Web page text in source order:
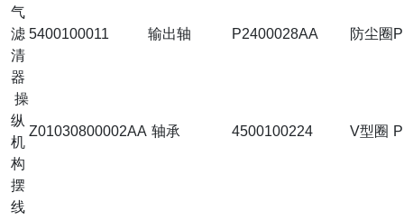
气
滤
清
器
5400100011 输出轴 P2400028AA 防尘圈
操
纵
机
构
Z01030800002AA 轴承 4500100224 V型圈
摆
线